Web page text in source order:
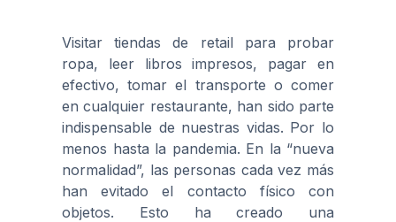
Visitar tiendas de retail para probar
ropa, leer libros impresos, pagar en
efectivo, tomar el transporte o comer
en cualquier restaurante, han sido parte
indispensable de nuestras vidas. Por lo
menos hasta la pandemia. En la “nueva
normalidad”, las personas cada vez más
han evitado el contacto físico con
objetos. Esto ha creado una